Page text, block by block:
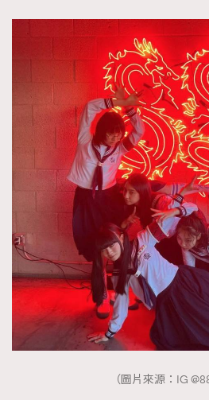
AFrenchMind
EmpowerF
FashionWeek
（圖片來源：IG